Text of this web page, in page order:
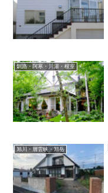
釧路・阿寒・川湯・根室
旭川・層雲峡・旭岳